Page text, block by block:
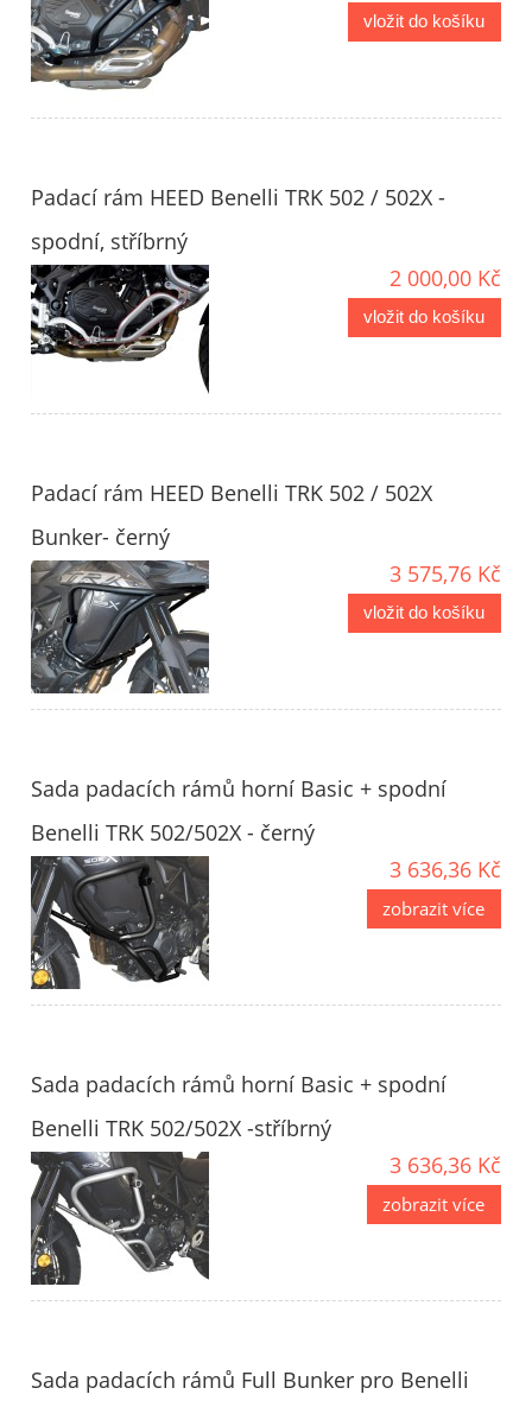
vložit do košíku
Padací rám HEED Benelli TRK 502 / 502X -
spodní, stříbrný
2 000,00 Kč
vložit do košíku
Padací rám HEED Benelli TRK 502 / 502X
Bunker- černý
3 575,76 Kč
vložit do košíku
Sada padacích rámů horní Basic + spodní
Benelli TRK 502/502X - černý
3 636,36 Kč
zobrazit více
Sada padacích rámů horní Basic + spodní
Benelli TRK 502/502X -stříbrný
3 636,36 Kč
zobrazit více
Sada padacích rámů Full Bunker pro Benelli